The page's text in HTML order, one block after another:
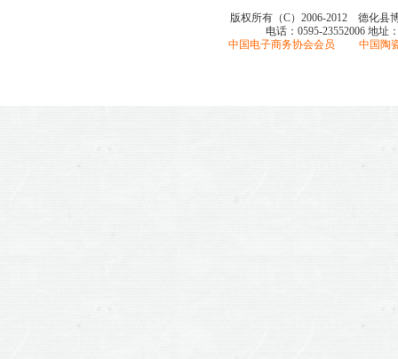
版权所有（C）2006-2012 德化县
电话：0595-23552006 地址
中国电子商务协会会员 中国陶